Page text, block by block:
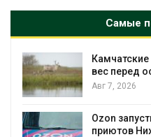
Самые
вес перед
Авг 7, 2026
Ozon
приютов